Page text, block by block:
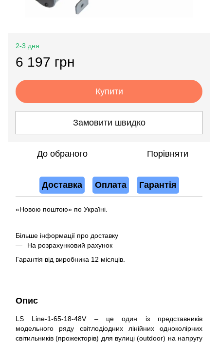
2-3 дня
6 197 грн
Купити
Замовити швидко
До обраного Порівняти
Доставка Оплата Гарантія
«Новою поштою» по Україні.
Більше інформації про доставку
На розрахунковий рахунок
Гарантія від виробника 12 місяців.
Опис
LS Line-1-65-18-48V – це один із представників
модельного ряду світлодіодних лінійних одноколірних
світильників (прожекторів) для вулиці (outdoor) на напругу